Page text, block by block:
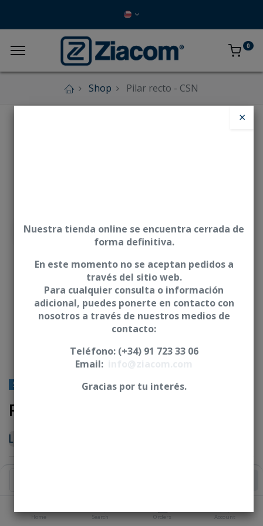
Home Search Orders Account
0
Shop Pilar recto - CSN
STRAUMANN® - Tissue Level®
Pilar recto - CSN
Login
CONSULTAR MÁS
×
Nuestra tienda online se encuentra cerrada de
forma definitiva.
En este momento no se aceptan pedidos a
través del sitio web.
Para cualquier consulta o información
adicional, puedes ponerte en contacto con
nosotros a través de nuestros medios de
contacto:
Teléfono: (+34) 91 723 33 06
Email:
Gracias por tu interés.